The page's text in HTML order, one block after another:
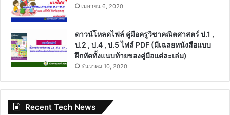
เมษายน 6, 2020
ดาวน์โหลดไฟล์ คู่มือครูวิชาคณิตศาสตร์ ป.1 ,
ป.2 , ป.4 , ป.5 ไฟล์ PDF (มีเฉลยหนังสือแบบ
ฝึกหัดทั้งแนบท้ายของคู่มือแต่ละเล่ม)
ธันวาคม 10, 2020
Recent Tech News